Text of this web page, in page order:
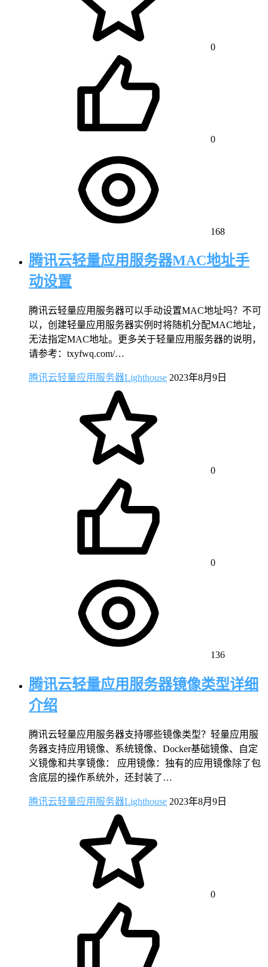
0
0
168
腾讯云轻量应用服务器MAC地址手
动设置
腾讯云轻量应用服务器可以手动设置MAC地址吗？不可
以，创建轻量应用服务器实例时将随机分配MAC地址，
无法指定MAC地址。更多关于轻量应用服务器的说明，
请参考：txyfwq.com/…
腾讯云轻量应用服务器Lighthouse 2023年8月9日
0
0
136
腾讯云轻量应用服务器镜像类型详细
介绍
腾讯云轻量应用服务器支持哪些镜像类型？轻量应用服
务器支持应用镜像、系统镜像、Docker基础镜像、自定
义镜像和共享镜像： 应用镜像：独有的应用镜像除了包
含底层的操作系统外，还封装了…
腾讯云轻量应用服务器Lighthouse 2023年8月9日
0